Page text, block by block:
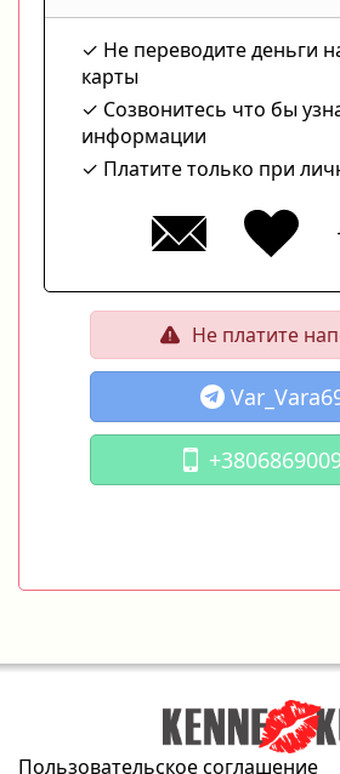
Не переводите деньги
карты
Созвонитесь что бы
информации
Платите только при
Не платите
Пользовательское соглашение